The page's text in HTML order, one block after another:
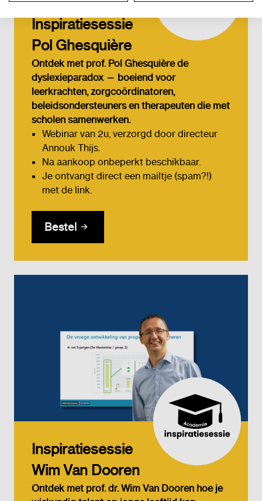
Inspiratiesessie
Pol Ghesquière
Ontdek met prof. Pol Ghesquière de
dyslexieparadox — boeiend voor
leerkrachten, zorgcoördinatoren,
beleidsondersteuners en therapeuten die met
scholen samenwerken.
Webinar van 2u, verzorgd door directeur
Annouk Thijs.
Na aankoop onbeperkt beschikbaar.
Je ontvangt direct een mailtje (spam?!)
met de link.
Bestel
Inspiratiesessie
Wim Van Dooren
Ontdek met prof. dr. Wim Van Dooren hoe je